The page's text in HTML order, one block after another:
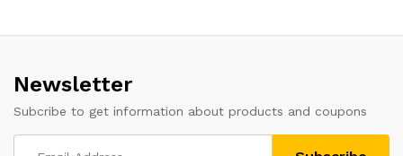
Newsletter
Subcribe to get information about products and coupons